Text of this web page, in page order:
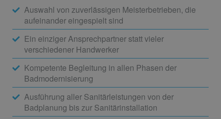
Auswahl von zuverlässigen Meisterbetrieben, die
aufeinander eingespielt sind
Ein einziger Ansprechpartner statt vieler
verschiedener Handwerker
Kompetente Begleitung in allen Phasen der
Badmodernisierung
Ausführung aller Sanitärleistungen von der
Badplanung bis zur Sanitärinstallation